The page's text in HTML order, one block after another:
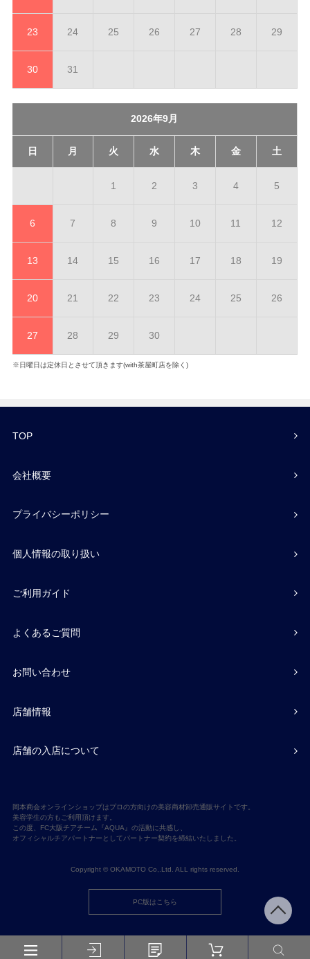
23 24 25 26 27 28 29
30 31
2026年9月
日 月 火 水 木 金 土
1 2 3 4 5
6 7 8 9 10 11 12
13 14 15 16 17 18 19
20 21 22 23 24 25 26
27 28 29 30
※日曜日は定休日とさせて頂きます(with茶屋町店を除く)
TOP
会社概要
プライバシーポリシー
個人情報の取り扱い
ご利用ガイド
よくあるご質問
お問い合わせ
店舗情報
店舗の入店について
岡本商会オンラインショップはプロの方向けの美容商材卸売通販サイトです。
美容学生の方もご利用頂けます。
この度、FC大阪チアチーム『AQUA』の活動に共感し、
オフィシャルチアパートナーとしてパートナー契約を締結いたしました。
Copyright © OKAMOTO Co,.Ltd. ALL rights reserved.
PC版はこちら